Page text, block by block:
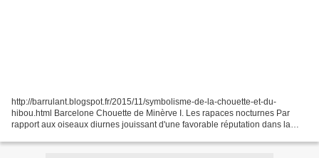
http://barrulant.blogspot.fr/2015/11/symbolisme-de-la-chouette-et-du-
hibou.html Barcelone Chouette de Minèrve I. Les rapaces nocturnes Par
rapport aux oiseaux diurnes jouissant d'une favorable réputation dans la